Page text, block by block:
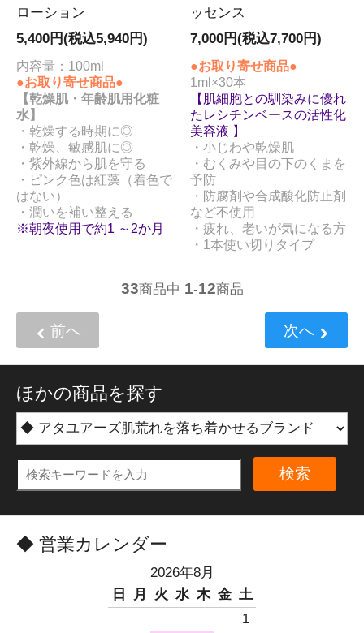
ローション
5,400円(税込5,940円)
内容量：100ml
●お取り寄せ商品●
【乾燥肌・年齢肌用化粧
水】
・乾燥する時期に◎
・乾燥、敏感肌に◎
・紫外線から肌を守る
・ピンク色は紅藻（着色で
はない）
・潤いを補い整える
※朝夜使用で約1 ～2か月
ッセンス
7,000円(税込7,700円)
●お取り寄せ商品●
1ml×30本
【肌細胞との馴染みに優れ
たレシチンベースの活性化
美容液 】
・小じわや乾燥肌
・むくみや目の下のくまを
予防
・防腐剤や合成酸化防止剤
など不使用
・疲れ、老いが気になる方
・1本使い切りタイプ
33商品中 1-12商品
前へ 次へ
ほかの商品を探す
検索
◆ 営業カレンダー
2026年8月
日
月 火 水 木 金 土
1